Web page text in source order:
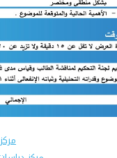
مركز
مركز بحوث ودراسات التنمية الريفية (CRDRS)